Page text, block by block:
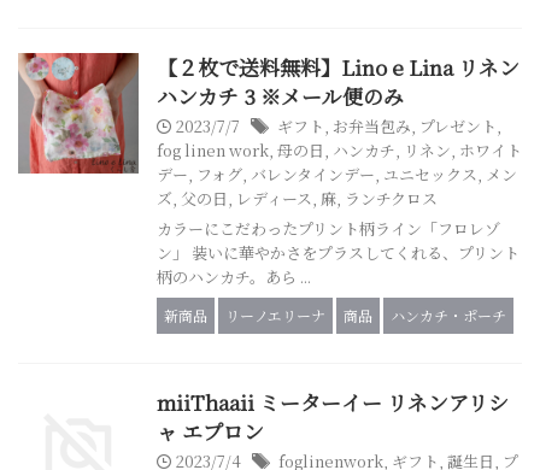
【２枚で送料無料】Lino e Lina リネン
ハンカチ 3 ※メール便のみ
2023/7/7 ギフト, お弁当包み, プレゼント,
fog linen work, 母の日, ハンカチ, リネン, ホワイト
デー, フォグ, バレンタインデー, ユニセックス, メン
ズ, 父の日, レディース, 麻, ランチクロス
カラーにこだわったプリント柄ライン「フロレゾ
ン」 装いに華やかさをプラスしてくれる、プリント
柄のハンカチ。あら ...
新商品 リーノエリーナ 商品 ハンカチ・ポーチ
miiThaaii ミーターイー リネンアリシ
ャ エプロン
2023/7/4 foglinenwork, ギフト, 誕生日, プ